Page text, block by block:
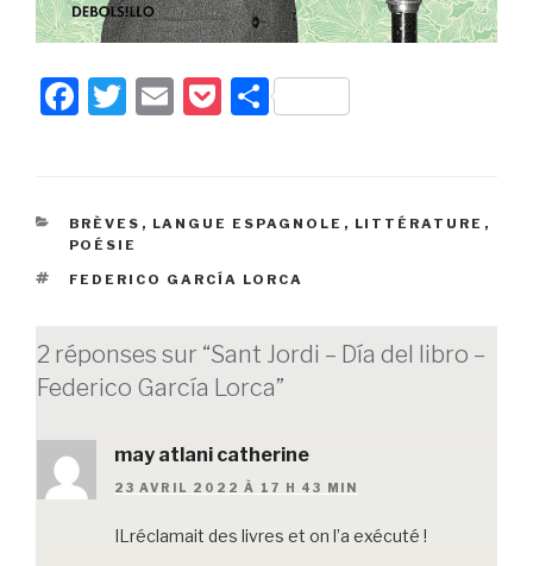
F
e
b
o
k
T
er
E
P
k
P
g
CATÉGORIES
BRÈVES , LANGUE ESPAGNOLE , LITTÉRATURE ,
POÉSIE
ÉTIQUETTES
FEDERICO GARCÍA LORCA
2 réponses sur “Sant Jordi – Día del libro –
Federico García Lorca”
may atlani catherine
23 AVRIL 2022 À 17 H 43 MIN
ILréclamait des livres et on l’a exécuté !